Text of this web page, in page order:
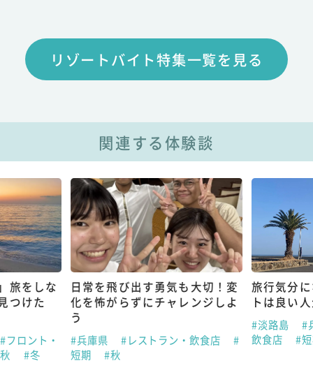
リゾートバイト特集一覧を見る
関連する体験談
旅をしな
つけた
#フロント・
#冬
日常を飛び出す勇気も大切！変
化を怖がらずにチャレンジしよ
う
#兵庫県 #レストラン・飲食店
#
短期
#秋
旅行気分
トは良い
#淡路島
#
飲食店
#